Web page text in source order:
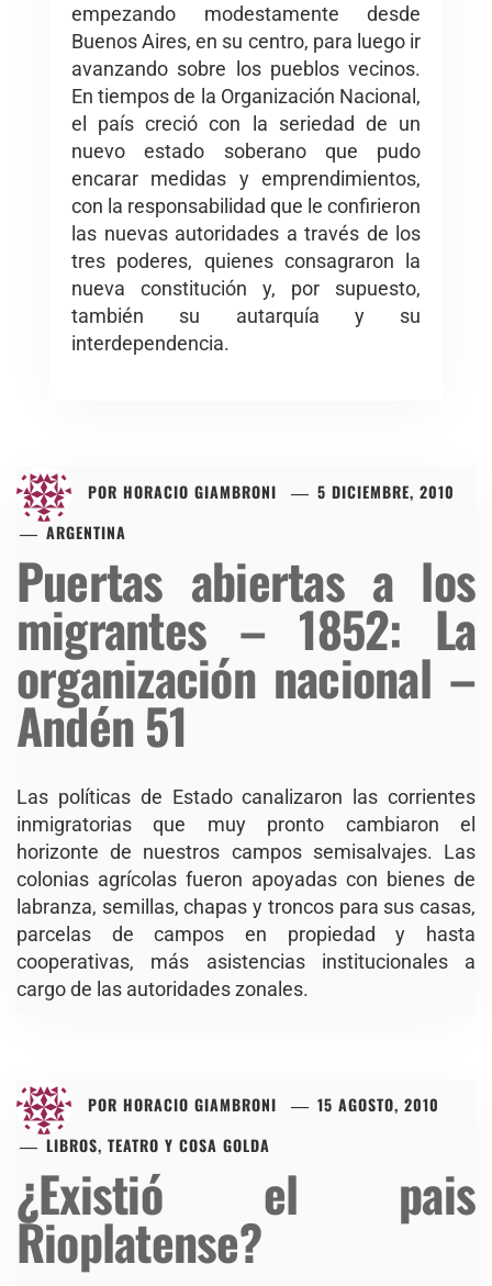
empezando modestamente desde
Buenos Aires, en su centro, para luego ir
avanzando sobre los pueblos vecinos.
En tiempos de la Organización Nacional,
el país creció con la seriedad de un
nuevo estado soberano que pudo
encarar medidas y emprendimientos,
con la responsabilidad que le confirieron
las nuevas autoridades a través de los
tres poderes, quienes consagraron la
nueva constitución y, por supuesto,
también su autarquía y su
interdependencia.
POR HORACIO GIAMBRONI
5 DICIEMBRE, 2010
ARGENTINA
Puertas abiertas a los
migrantes – 1852: La
organización nacional –
Andén 51
Las políticas de Estado canalizaron las corrientes
inmigratorias que muy pronto cambiaron el
horizonte de nuestros campos semisalvajes. Las
colonias agrícolas fueron apoyadas con bienes de
labranza, semillas, chapas y troncos para sus casas,
parcelas de campos en propiedad y hasta
cooperativas, más asistencias institucionales a
cargo de las autoridades zonales.
POR HORACIO GIAMBRONI
15 AGOSTO, 2010
LIBROS, TEATRO Y COSA GOLDA
¿Existió el pais
Rioplatense?